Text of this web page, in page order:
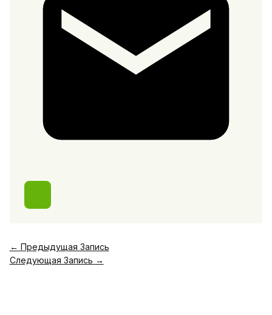
← Предыдущая Запись
Следующая Запись →